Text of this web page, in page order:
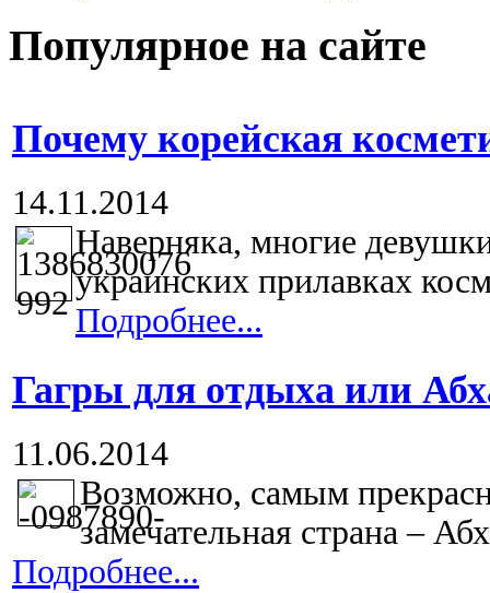
Популярное на сайте
Почему корейская
14.11.2014
Наверняка, многие
украинских прилавках
Подробнее...
Гагры для отдыха или
11.06.2014
Возможно, самым
замечательная страна –
Подробнее...